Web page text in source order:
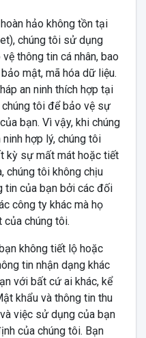
hảo không tồn tại
chúng tôi sử dụng
thông tin cá nhân, bao
mật, mã hóa dữ liệu.
an ninh thích hợp tại
tôi để bảo vệ sự
bạn. Vì vậy, khi chúng
hợp lý, chúng tôi
kỳ sự mất mát hoặc tiết
chúng tôi không chịu
tin của bạn bởi các đối
công ty khác mà họ
của chúng tôi.
không tiết lộ hoặc
tin nhận dạng khác
với bất cứ ai khác, kể
khẩu và thông tin thu
việc sử dụng của bạn
của chúng tôi. Bạn